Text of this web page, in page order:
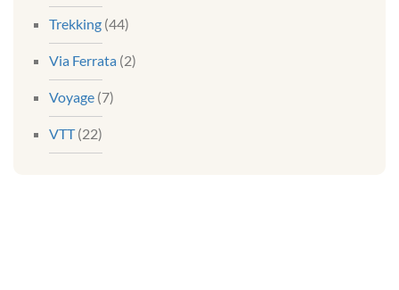
Trekking (44)
Via Ferrata (2)
Voyage (7)
VTT(22)